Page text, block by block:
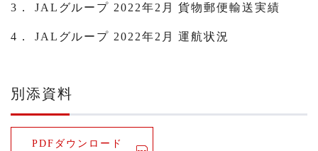
3． JALグループ 2022年2月 貨物郵便輸送実績
4． JALグループ 2022年2月 運航状況
別添資料
PDFダウンロード